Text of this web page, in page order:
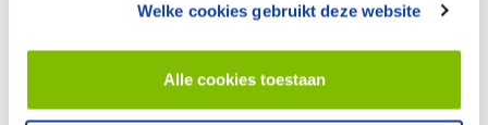
Welke cookies gebruikt deze website
Alle cookies toestaan
Comparer
Documentation
Comparer
Documentation